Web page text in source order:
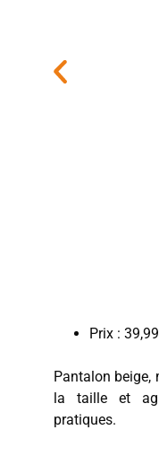
Prix :
Pantalon beige,
la taille et
pratiques.